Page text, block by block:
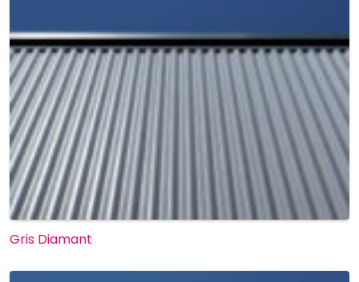
Gris Diamant